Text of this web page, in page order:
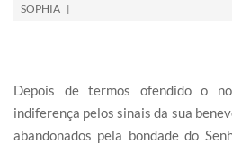
SOPHIA
Depois de termos ofendido o
indiferença pelos sinais da sua
abandonados pela bondade do